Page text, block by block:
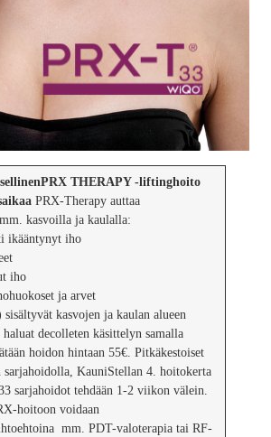
PRX THERAPY -liftinghoito
PRX-Therapy auttaa
kasvoilla ja kaulalla:
ikääntynyt iho
iho
ja arvet
kasvojen ja kaulan alueen
decolleten käsittelyn samalla
hoidon hintaan 55€. Pitkäkestoiset
sarjahoidolla, KauniStellan 4. hoitokerta
sarjahoidot tehdään 1-2 viikon välein.
hoitoon voidaan
mm. PDT-valoterapia tai RF-